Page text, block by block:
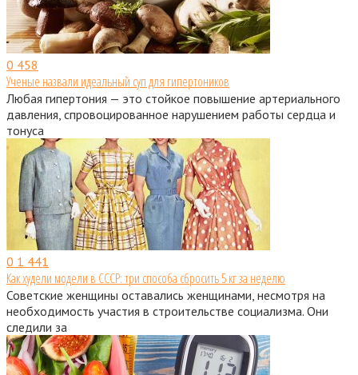
0 458
Ученые назвали идеальный суп для гипертоников
Любая гипертония — это стойкое повышение артериального
давления, спровоцированное нарушением работы сердца и
тонуса
0 1 441
Как худели модели в СССР: три способа сбросить 5 кг за неделю
Советские женщины оставались женщинами, несмотря на
необходимость участия в строительстве социализма. Они
следили за